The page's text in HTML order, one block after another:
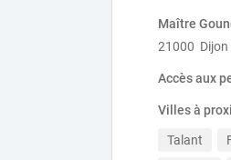
Maître
21000 Dijon
Accès aux
Villes à
Talant